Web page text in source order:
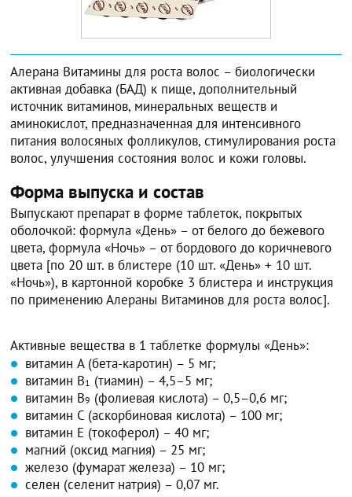
Алерана Витамины для роста волос – биологически
активная добавка (БАД) к пище, дополнительный
источник витаминов, минеральных веществ и
аминокислот, предназначенная для интенсивного
питания волосяных фолликулов, стимулирования роста
волос, улучшения состояния волос и кожи головы.
Форма выпуска и состав
Выпускают препарат в форме таблеток, покрытых
оболочкой: формула «День» – от белого до бежевого
цвета, формула «Ночь» – от бордового до коричневого
цвета [по 20 шт. в блистере (10 шт. «День» + 10 шт.
«Ночь»), в картонной коробке 3 блистера и инструкция
по применению Алераны Витаминов для роста волос].
Активные вещества в 1 таблетке формулы «День»:
витамин A (бета-каротин) – 5 мг;
витамин B1 (тиамин) – 4,5–5 мг;
витамин B9 (фолиевая кислота) – 0,5–0,6 мг;
витамин C (аскорбиновая кислота) – 100 мг;
витамин E (токоферол) – 40 мг;
магний (оксид магния) – 25 мг;
железо (фумарат железа) – 10 мг;
селен (селенит натрия) – 0,07 мг.